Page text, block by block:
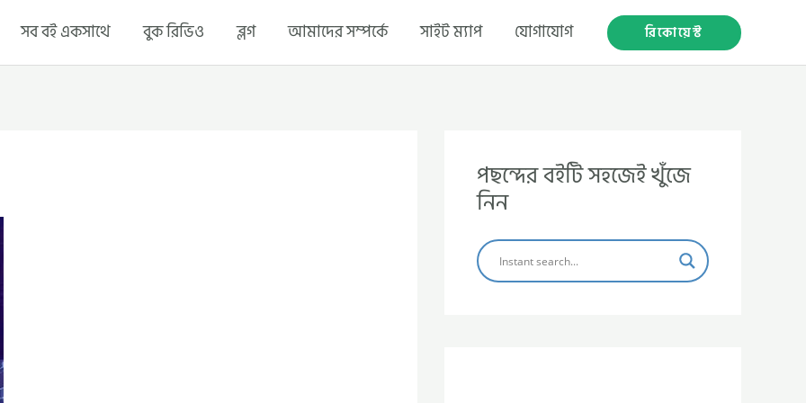
সব বই একসাথে বুক রিভিও ব্লগ আমাদের সম্পর্কে সাইট ম্যাপ যোগাযোগ রিকোয়েস্ট
পছন্দের বইটি সহজেই খুঁজে
নিন